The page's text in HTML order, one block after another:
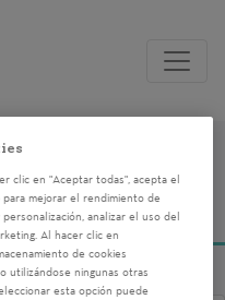
del
clic en "Aceptar todas", acepta el
mejorar el rendimiento de
analizar el uso del
Al hacer clic en
de cookies
utilizándose ningunas otras
esta opción puede